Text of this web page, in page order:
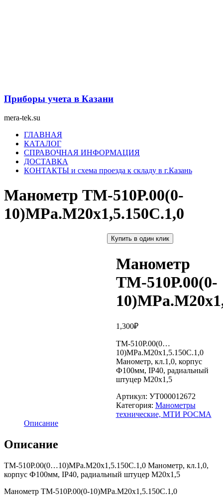
Приборы учета в Казани
mera-tek.su
МенюГЛАВНАЯ
КАТАЛОГ
СПРАВОЧНАЯ ИНФОРМАЦИЯ
ДОСТАВКА
КОНТАКТЫ и схема проезда к складу в г.Казань
Манометр ТМ-510Р.00(0-
10)МРа.M20х1,5.150С.1,0
Купить в один клик
Манометр
ТМ-510Р.00(0-
1,300₽
ТМ-510Р.00(0…
10)МРа.M20х1,5.150С.1,0
Манометр, кл.1,0, корпус
Ф100мм, IP40, радиальный
штуцер M20х1,5
Артикул: УТ000012672
Категория: Манометры
технические, МТИ РОСМА
Описание
Описание
ТМ-510Р.00(0…10)МРа.M20х1,5.150С.1,0 Манометр, кл.1,0,
корпус Ф100мм, IP40, радиальный штуцер M20х1,5
Манометр ТМ-510Р.00(0-10)МРа.M20х1,5.150С.1,0